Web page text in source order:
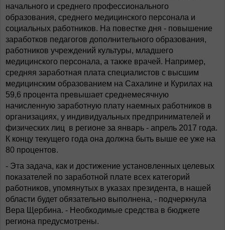
начального и среднего профессионального
образования, среднего медицинского персонала и
социальных работников. На повестке дня - повышение
заработков педагогов дополнительного образования,
работников учреждений культуры, младшего
медицинского персонала, а также врачей. Например,
средняя заработная плата специалистов с высшим
медицинским образованием на Сахалине и Курилах на
59,6 процента превышает среднемесячную
начисленную заработную плату наемных работников в
организациях, у индивидуальных предпринимателей и
физических лиц в регионе за январь - апрель 2017 года.
К концу текущего года она должна быть выше ее уже на
80 процентов.
- Эта задача, как и достижение установленных целевых
показателей по заработной плате всех категорий
работников, упомянутых в указах президента, в нашей
области будет обязательно выполнена, - подчеркнула
Вера Щербина. - Необходимые средства в бюджете
региона предусмотрены.